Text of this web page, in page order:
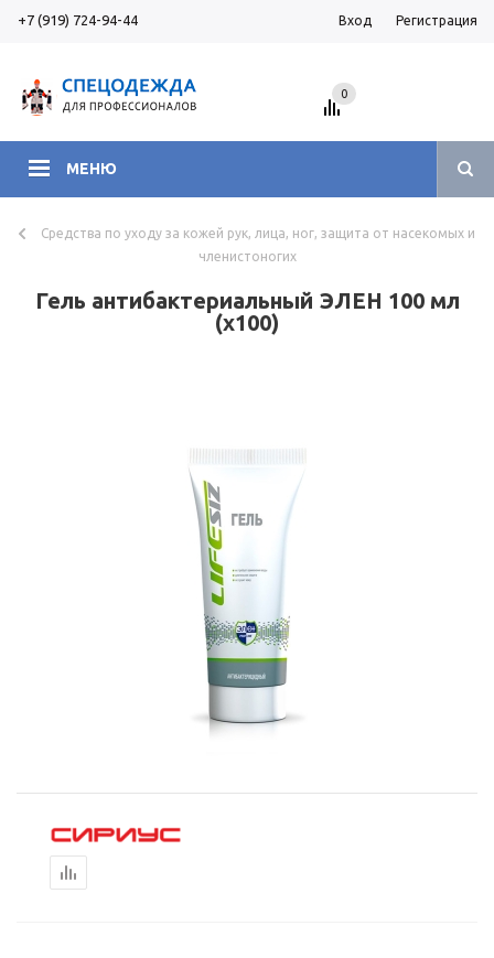
+7 (919) 724-94-44 Вход Регистрация
МЕНЮ
0
Средства по уходу за кожей рук, лица, ног, защита от насекомых и
членистоногих
Гель антибактериальный ЭЛЕН 100 мл
(х100)